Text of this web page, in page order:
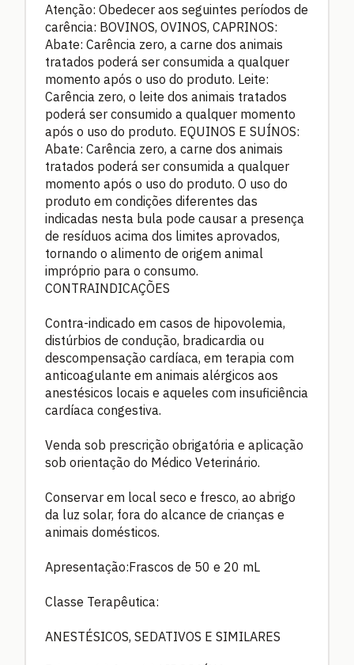
Atenção: Obedecer aos seguintes períodos de
carência: BOVINOS, OVINOS, CAPRINOS:
Abate: Carência zero, a carne dos animais
tratados poderá ser consumida a qualquer
momento após o uso do produto. Leite:
Carência zero, o leite dos animais tratados
poderá ser consumido a qualquer momento
após o uso do produto. EQUINOS E SUÍNOS:
Abate: Carência zero, a carne dos animais
tratados poderá ser consumida a qualquer
momento após o uso do produto. O uso do
produto em condições diferentes das
indicadas nesta bula pode causar a presença
de resíduos acima dos limites aprovados,
tornando o alimento de origem animal
impróprio para o consumo.
CONTRAINDICAÇÕES
Contra-indicado em casos de hipovolemia,
distúrbios de condução, bradicardia ou
descompensação cardíaca, em terapia com
anticoagulante em animais alérgicos aos
anestésicos locais e aqueles com insuficiência
cardíaca congestiva.
Venda sob prescrição obrigatória e aplicação
sob orientação do Médico Veterinário.
Conservar em local seco e fresco, ao abrigo
da luz solar, fora do alcance de crianças e
animais domésticos.
Apresentação:Frascos de 50 e 20 mL
Classe Terapêutica:
ANESTÉSICOS, SEDATIVOS E SIMILARES